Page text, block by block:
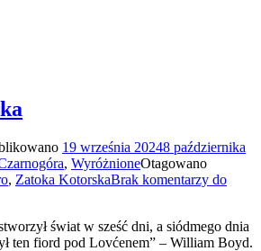
19 września 20248 października
, WyróżnioneOtagowano
, Zatoka KotorskaBrak komentarzy do
świat w sześć dni, a siódmego dnia
ten fiord pod Lovćenem” – William Boyd.